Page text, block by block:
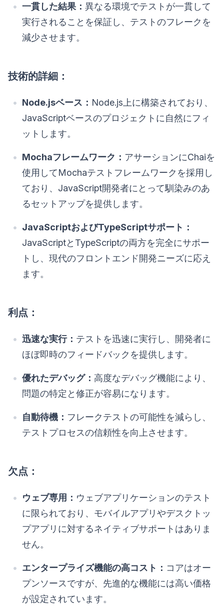
一貫した結果： 異なる環境でテストが一貫して
実行されることを保証し、テストのフレークを
減少させます。
技術的詳細：
Node.jsベース： Node.js上に構築されており、
JavaScriptベースのプロジェクトに自然にフィ
ットします。
Mochaフレームワーク： アサーションにChaiを
使用してMochaテストフレームワークを採用し
ており、JavaScript開発者にとって馴染みのあ
るセットアップを提供します。
JavaScriptおよびTypeScriptサポート：
JavaScriptとTypeScriptの両方を完全にサポー
トし、現代のフロントエンド開発ニーズに応え
ます。
利点：
迅速な実行： テストを迅速に実行し、開発者に
ほぼ即時のフィードバックを提供します。
優れたデバッグ： 高度なデバッグ機能により、
問題の特定と修正が容易になります。
自動待機： フレークテストの可能性を減らし、
テストプロセスの信頼性を向上させます。
欠点：
ウェブ専用： ウェブアプリケーションのテスト
に限られており、モバイルアプリやデスクトッ
プアプリに対するネイティブサポートはありま
せん。
エンタープライズ機能の高コスト： コアはオー
プンソースですが、先進的な機能には高い価格
が設定されています。